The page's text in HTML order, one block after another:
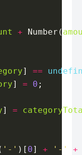
+ Number(
] ==
] = 0
] =
'-' )[ 0] + '-'
+